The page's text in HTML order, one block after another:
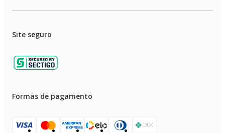
Site seguro
Formas de pagamento